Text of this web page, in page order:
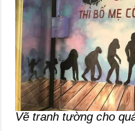
Vẽ tranh tường cho